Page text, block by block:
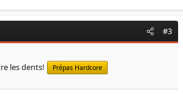
#3
les dents! Prépas Hardcore